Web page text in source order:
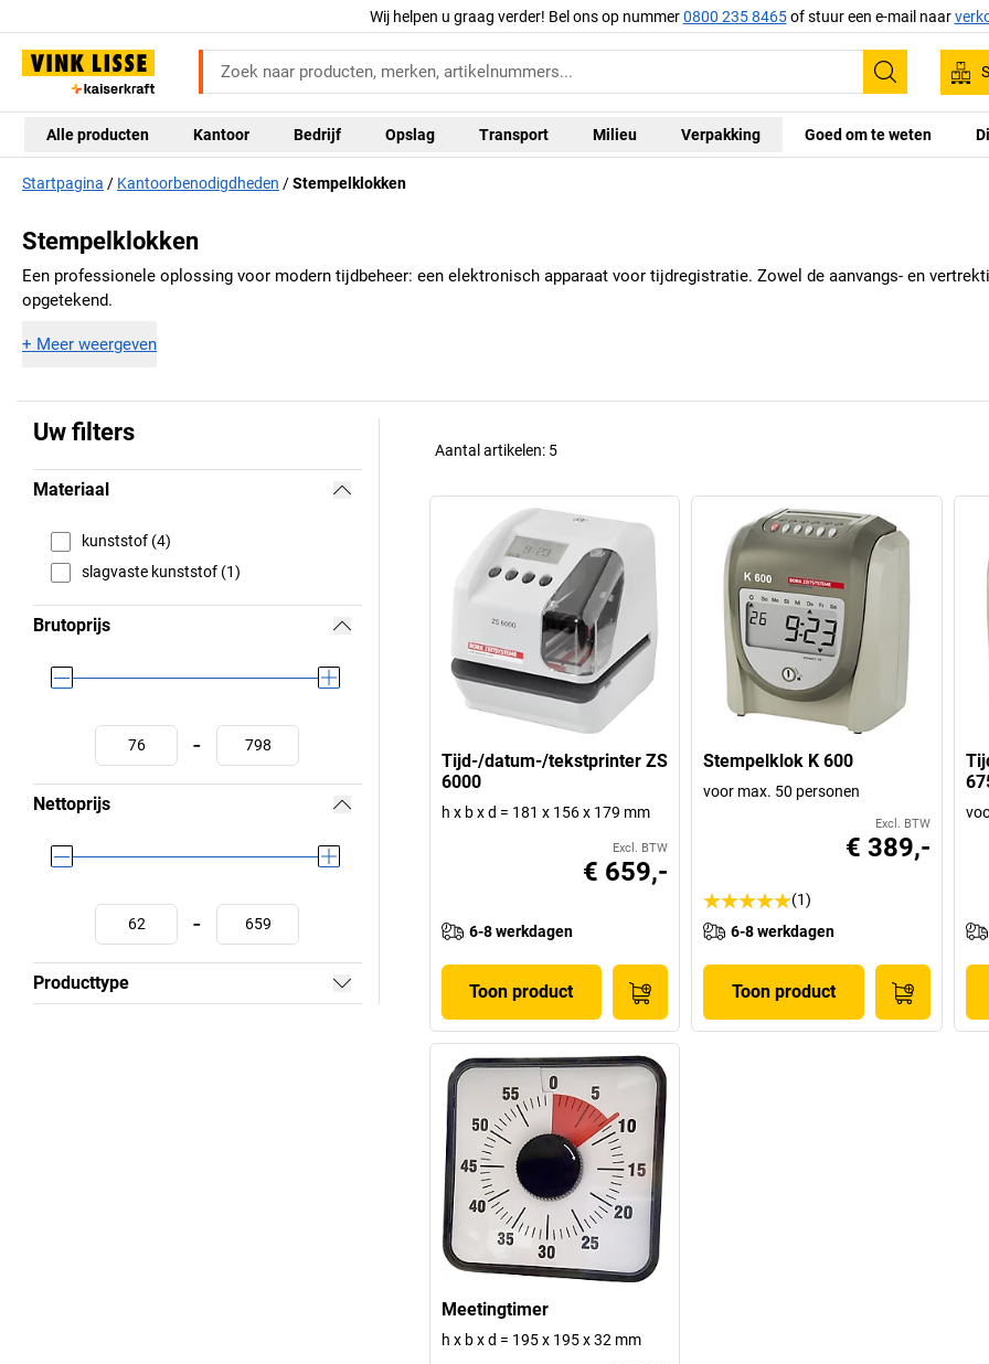
Wij helpen u graag verder! Bel ons op nummer0800 235 8465of stuur een e-mail naar
Zoeken
Alle producten Kantoor Bedrijf Opslag Transport Milieu Verpakking Goed om te weten
Startpagina Kantoorbenodigdheden Stempelklokken
Stempelklokken
Een professionele oplossing voor modern tijdbeheer: een elektronisch apparaat voor tijdregistratie. Zowel de aanvangs- en
opgetekend.
+ Meer weergeven
Uw filters
Materiaal
kunststof (4)
slagvaste kunststof (1)
Brutoprijs
-
Nettoprijs
-
Producttype
Aantal artikelen: 5
Tijd-/datum-/tekstprinter ZS
6000
h x b x d = 181 x 156 x 179 mm
Excl. BTW
€ 659,-
6-8 werkdagen
Toon product
Stempelklok K 600
voor max. 50 personen
Excl. BTW
€ 389,-
(1)
6-8 werkdagen
Toon product
Meetingtimer
h x b x d = 195 x 195 x 32 mm